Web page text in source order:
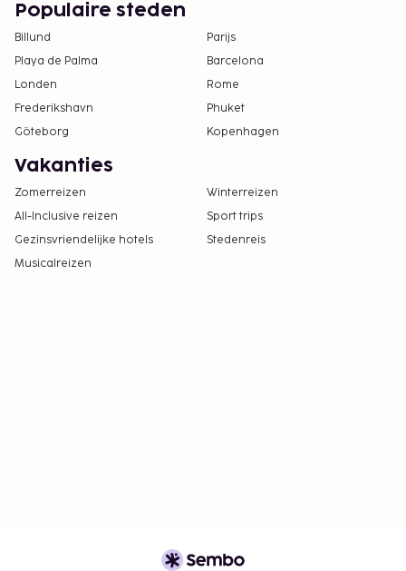
Populaire steden
Billund
Parijs
Playa de Palma
Barcelona
Londen
Rome
Frederikshavn
Phuket
Göteborg
Kopenhagen
Vakanties
Zomerreizen
Winterreizen
All-Inclusive reizen
Sport trips
Gezinsvriendelijke hotels
Stedenreis
Musicalreizen